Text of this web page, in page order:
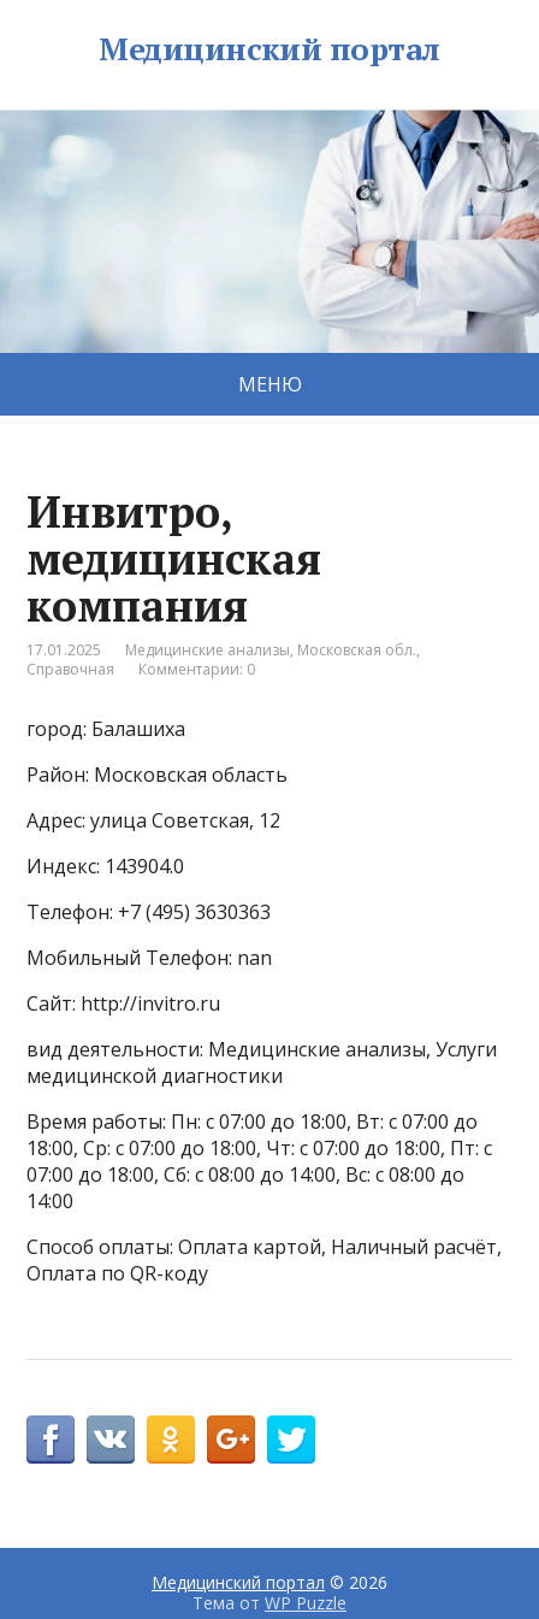
Медицинский портал
МЕНЮ
Инвитро,
медицинская
компания
17.01.2025 Медицинские анализы, Московская обл.,
Справочная
Комментарии: 0
город: Балашиха
Район: Московская область
Адрес: улица Советская, 12
Индекс: 143904.0
Телефон: +7 (495) 3630363
Мобильный Телефон: nan
Сайт: http://invitro.ru
вид деятельности: Медицинские анализы, Услуги
медицинской диагностики
Время работы: Пн: с 07:00 до 18:00, Вт: с 07:00 до
18:00, Ср: с 07:00 до 18:00, Чт: с 07:00 до 18:00, Пт: с
07:00 до 18:00, Сб: с 08:00 до 14:00, Вс: с 08:00 до
14:00
Способ оплаты: Оплата картой, Наличный расчёт,
Оплата по QR-коду
Медицинский портал © 2026
Тема от WP Puzzle